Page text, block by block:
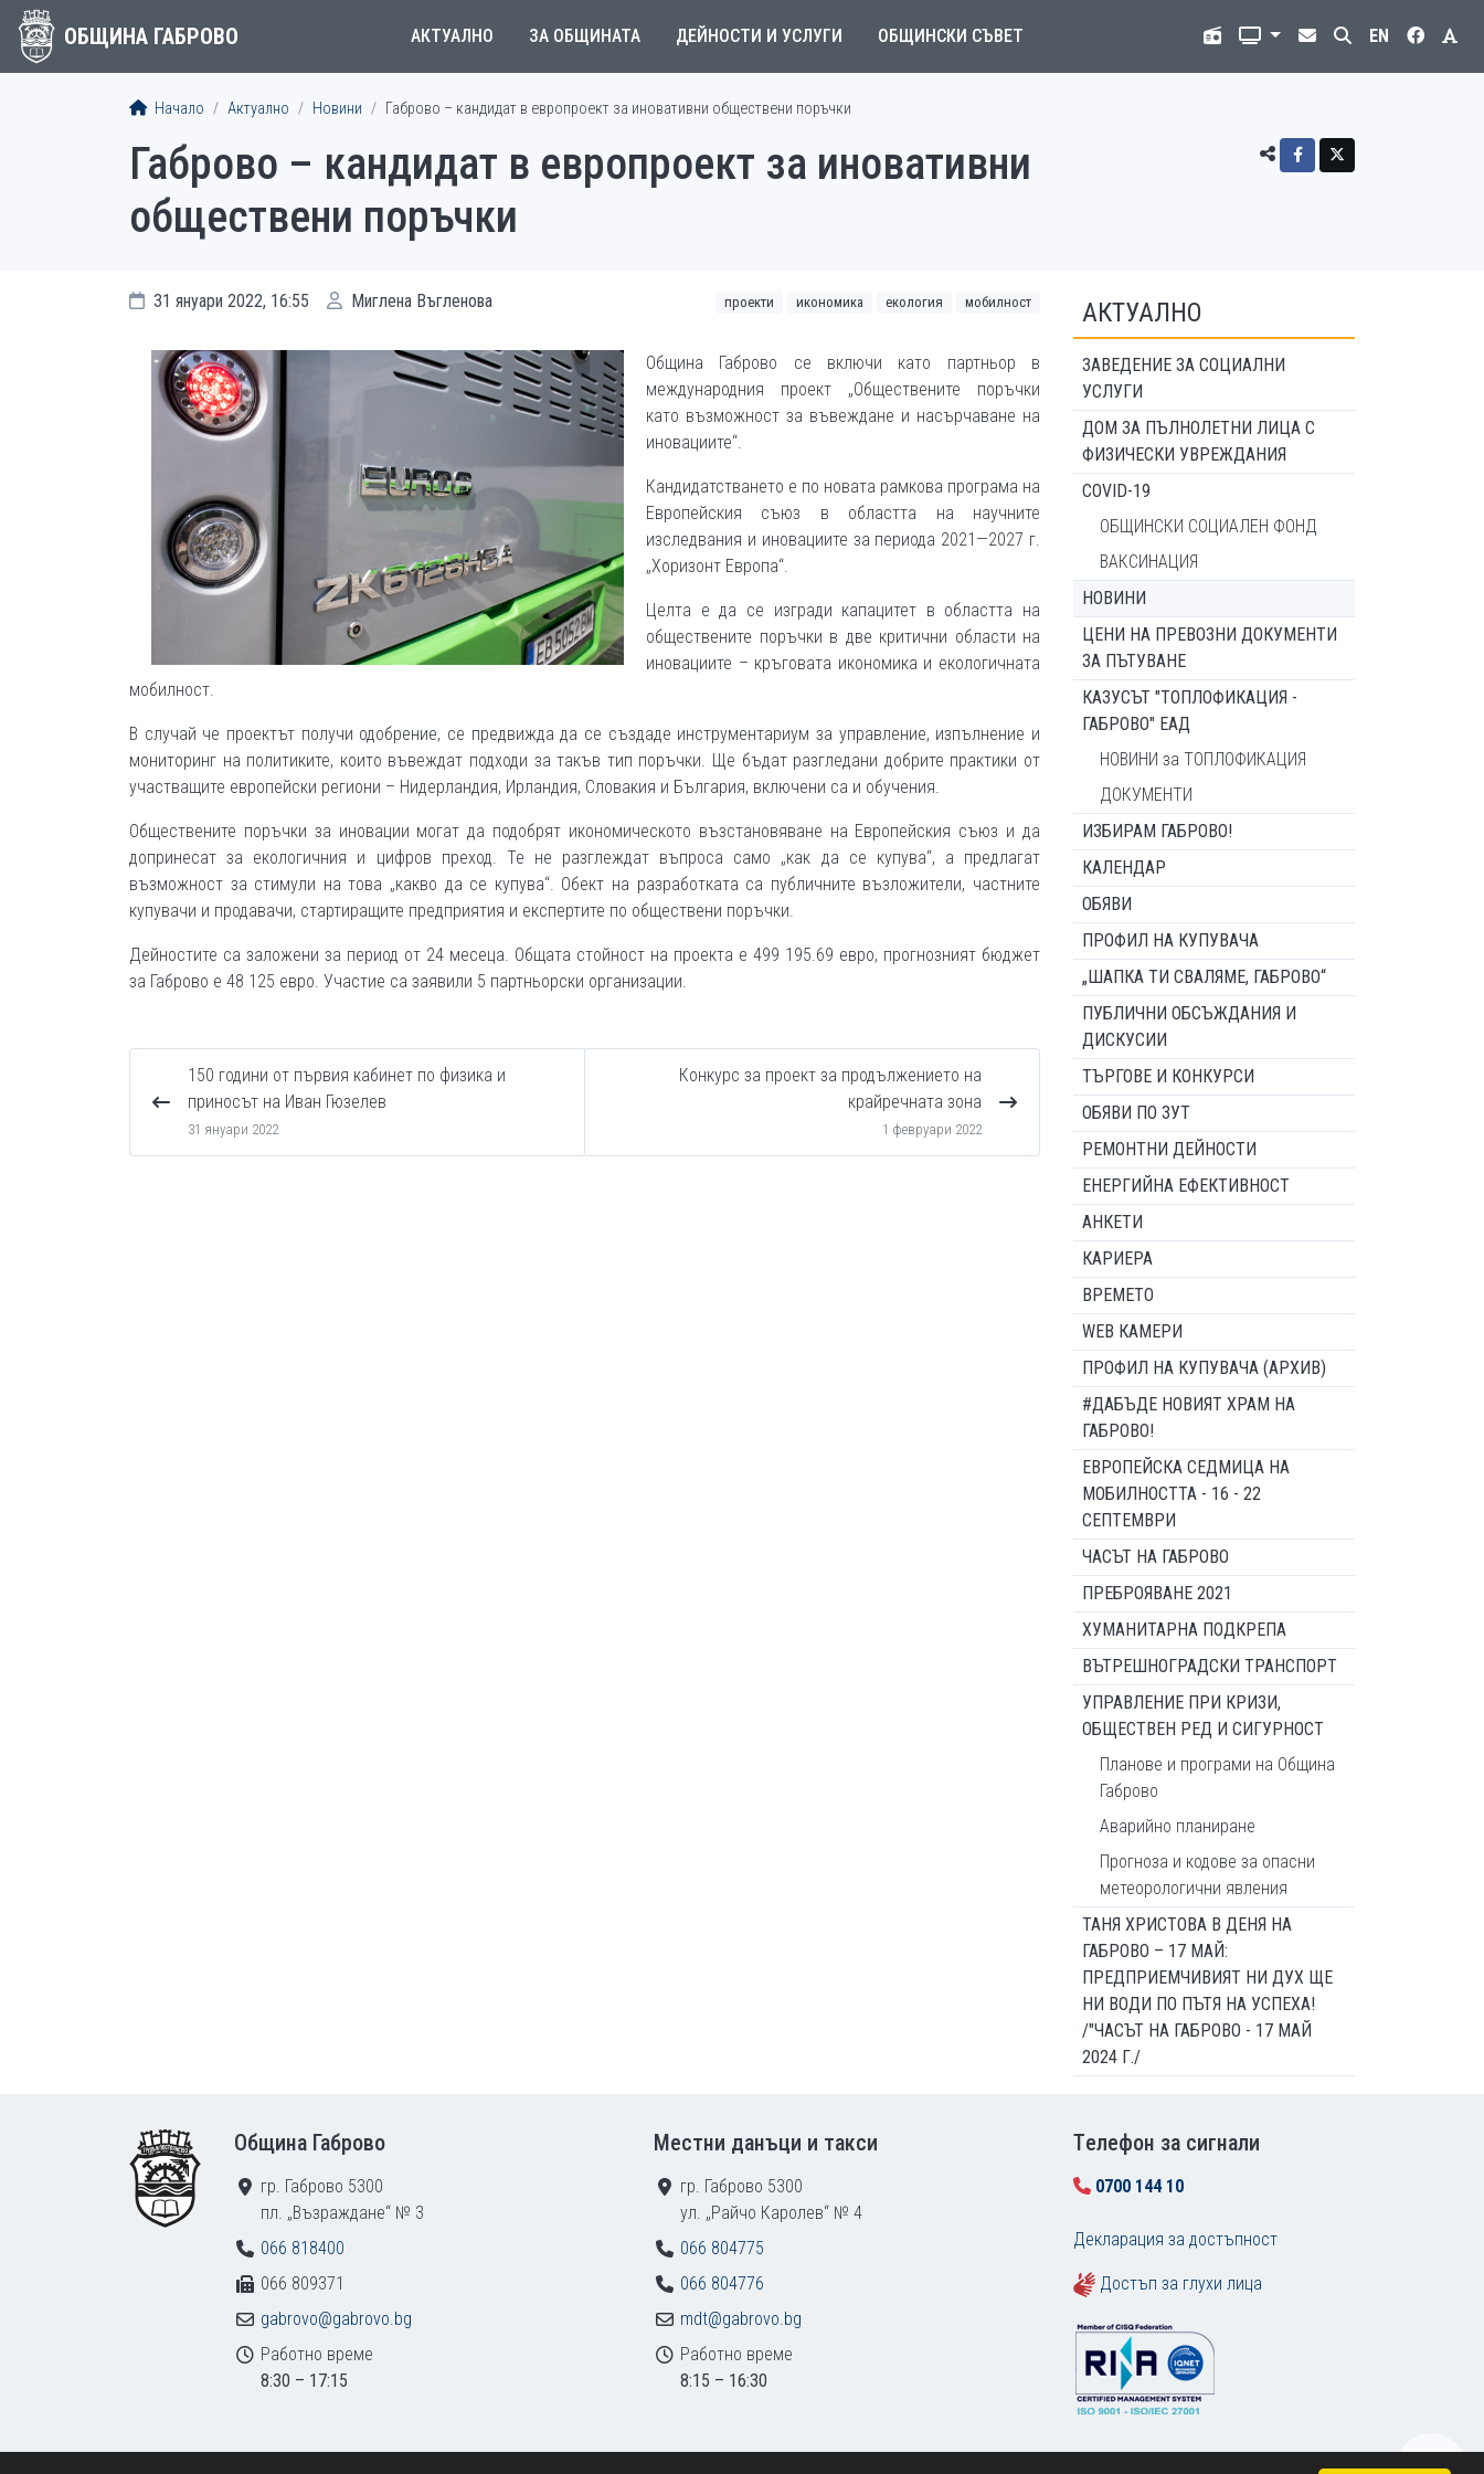
ОБЩИНА ГАБРОВО АКТУАЛНО ЗА ОБЩИНАТА ДЕЙНОСТИ И УСЛУГИ ОБЩИНСКИ СЪВЕТ EN
Начало Актуално Новини Габрово – кандидат в европроект за иновативни обществени поръчки
Габрово – кандидат в европроект за иновативни
обществени поръчки
31 януари 2022, 16:55 Миглена Въгленова проекти икономика екология мобилност
Община Габрово се включи като партньор в
международния проект „Обществените поръчки
като възможност за въвеждане и насърчаване на
иновациите“.
Кандидатстването е по новата рамкова програма на
Европейския съюз в областта на научните
изследвания и иновациите за периода 2021—2027 г.
„Хоризонт Европа“.
Целта е да се изгради капацитет в областта на
обществените поръчки в две критични области на
иновациите – кръговата икономика и екологичната
мобилност.
В случай че проектът получи одобрение, се предвижда да се създаде инструментариум за управление, изпълнение и
мониторинг на политиките, които въвеждат подходи за такъв тип поръчки. Ще бъдат разгледани добрите практики от
участващите европейски региони – Нидерландия, Ирландия, Словакия и България, включени са и обучения.
Обществените поръчки за иновации могат да подобрят икономическото възстановяване на Европейския съюз и да
допринесат за екологичния и цифров преход. Те не разглеждат въпроса само „как да се купува“, а предлагат
възможност за стимули на това „какво да се купува“. Обект на разработката са публичните възложители, частните
купувачи и продавачи, стартиращите предприятия и експертите по обществени поръчки.
Дейностите са заложени за период от 24 месеца. Общата стойност на проекта е 499 195.69 евро, прогнозният бюджет
за Габрово e 48 125 евро. Участие са заявили 5 партньорски организации.
150 години от първия кабинет по физика и
приносът на Иван Гюзелев
31 януари 2022
Конкурс за проект за продължението на
крайречната зона
1 февруари 2022
АКТУАЛНО
ЗАВЕДЕНИЕ ЗА СОЦИАЛНИ
УСЛУГИ
ДОМ ЗА ПЪЛНОЛЕТНИ ЛИЦА С
ФИЗИЧЕСКИ УВРЕЖДАНИЯ
COVID-19
ОБЩИНСКИ СОЦИАЛЕН ФОНД
ВАКСИНАЦИЯ
НОВИНИ
ЦЕНИ НА ПРЕВОЗНИ ДОКУМЕНТИ
ЗА ПЪТУВАНЕ
КАЗУСЪТ "ТОПЛОФИКАЦИЯ -
ГАБРОВО" ЕАД
НОВИНИ за ТОПЛОФИКАЦИЯ
ДОКУМЕНТИ
ИЗБИРАМ ГАБРОВО!
КАЛЕНДАР
ОБЯВИ
ПРОФИЛ НА КУПУВАЧА
„ШАПКА ТИ СВАЛЯМЕ, ГАБРОВО“
ПУБЛИЧНИ ОБСЪЖДАНИЯ И
ДИСКУСИИ
ТЪРГОВЕ И КОНКУРСИ
ОБЯВИ ПО ЗУТ
РЕМОНТНИ ДЕЙНОСТИ
ЕНЕРГИЙНА ЕФЕКТИВНОСТ
АНКЕТИ
КАРИЕРА
ВРЕМЕТО
WEB КАМЕРИ
ПРОФИЛ НА КУПУВАЧА (АРХИВ)
#ДАБЪДЕ НОВИЯТ ХРАМ НА
ГАБРОВО!
ЕВРОПЕЙСКА СЕДМИЦА НА
МОБИЛНОСТТА - 16 - 22
СЕПТЕМВРИ
ЧАСЪТ НА ГАБРОВО
ПРЕБРОЯВАНЕ 2021
ХУМАНИТАРНА ПОДКРЕПА
ВЪТРЕШНОГРАДСКИ ТРАНСПОРТ
УПРАВЛЕНИЕ ПРИ КРИЗИ,
ОБЩЕСТВЕН РЕД И СИГУРНОСТ
Планове и програми на Община
Габрово
Аварийно планиране
Прогноза и кодове за опасни
метеорологични явления
ТАНЯ ХРИСТОВА В ДЕНЯ НА
ГАБРОВО – 17 МАЙ:
ПРЕДПРИЕМЧИВИЯТ НИ ДУХ ЩЕ
НИ ВОДИ ПО ПЪТЯ НА УСПЕХА!
/"ЧАСЪТ НА ГАБРОВО - 17 МАЙ
2024 Г./
Община Габрово
гр. Габрово 5300
пл. „Възраждане“ № 3
066 818400
066 809371
gabrovo@gabrovo.bg
Работно време
8:30 – 17:15
Местни данъци и такси
гр. Габрово 5300
ул. „Райчо Каролев“ № 4
066 804775
066 804776
mdt@gabrovo.bg
Работно време
8:15 – 16:30
Tелефон за сигнали
0700 144 10
Декларация за достъпност
Достъп за глухи лица